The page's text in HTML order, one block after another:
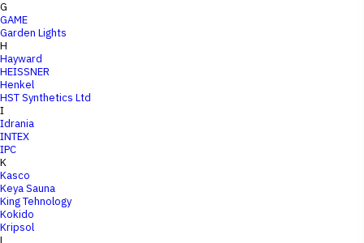
G
GAME
Garden Lights
H
Hayward
HEISSNER
Henkel
HST Synthetics Ltd
I
Idrania
INTEX
IPC
K
Kasco
Keya Sauna
King Tehnology
Kokido
Kripsol
L